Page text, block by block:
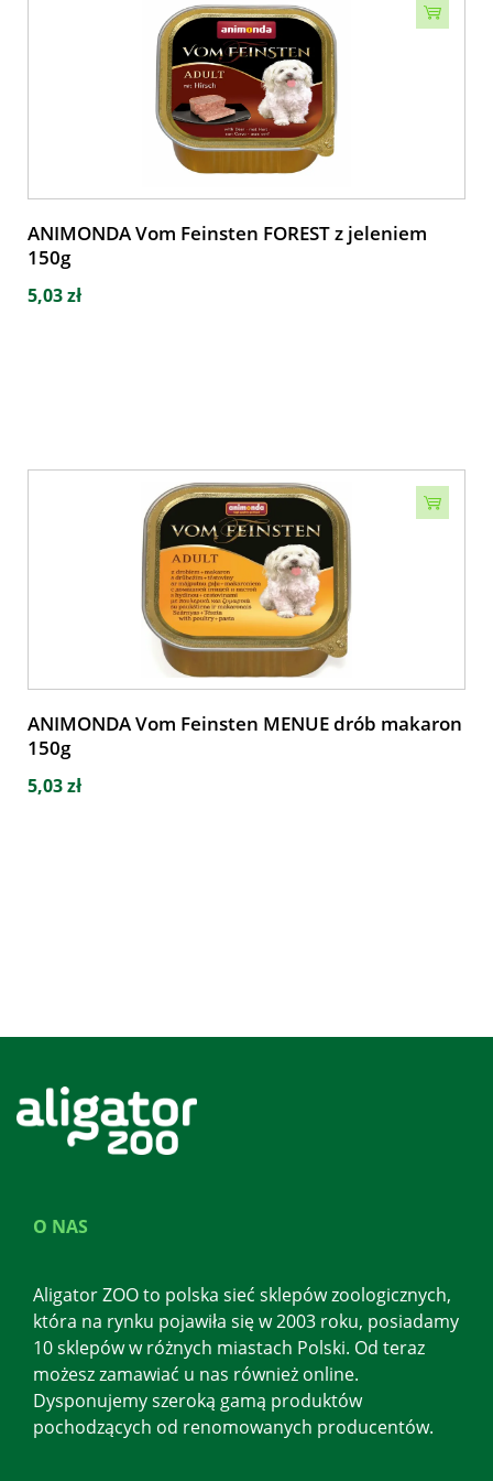
ANIMONDA Vom Feinsten FOREST z jeleniem
150g
5,03 zł
ANIMONDA Vom Feinsten MENUE drób makaron
150g
5,03 zł
O NAS
Aligator ZOO to polska sieć sklepów zoologicznych,
która na rynku pojawiła się w 2003 roku, posiadamy
10 sklepów w różnych miastach Polski. Od teraz
możesz zamawiać u nas również online.
Dysponujemy szeroką gamą produktów
pochodzących od renomowanych producentów.